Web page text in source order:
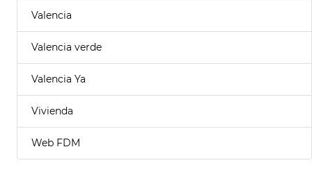
Valencia
Valencia verde
Valencia Ya
Vivienda
Web FDM